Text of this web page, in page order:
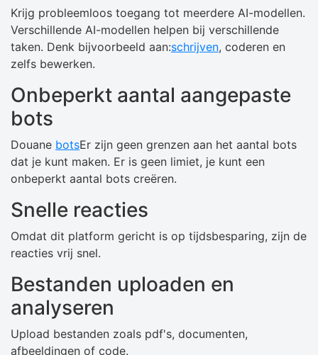
Krijg probleemloos toegang tot meerdere AI-modellen.
Verschillende AI-modellen helpen bij verschillende
taken. Denk bijvoorbeeld aan:schrijven, coderen en
zelfs bewerken.
Onbeperkt aantal aangepaste
bots
Douane botsEr zijn geen grenzen aan het aantal bots
dat je kunt maken. Er is geen limiet, je kunt een
onbeperkt aantal bots creëren.
Snelle reacties
Omdat dit platform gericht is op tijdsbesparing, zijn de
reacties vrij snel.
Bestanden uploaden en
analyseren
Upload bestanden zoals pdf's, documenten,
afbeeldingen of code.